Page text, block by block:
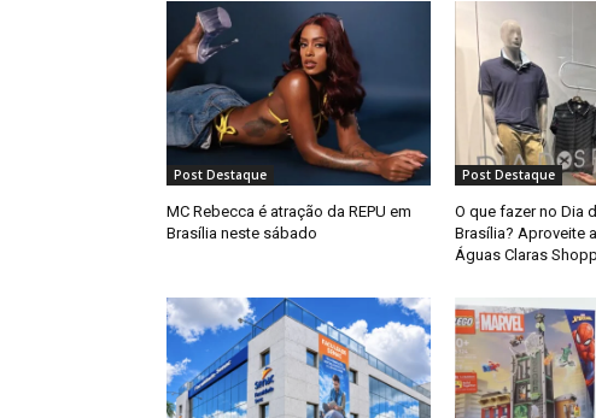
Post Destaque
MC Rebecca é atração da REPU em
Brasília neste sábado
Post Destaque
O que fazer no Dia
Brasília? Aproveite
Águas Claras